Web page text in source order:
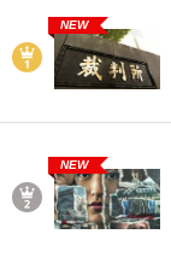
NEW
NEW